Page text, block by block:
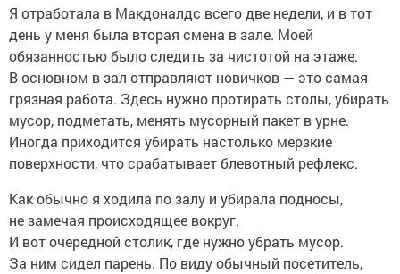
Я отработала в Макдоналдс всего две недели, и в тот
день у меня была вторая смена в зале. Моей
обязанностью было следить за чистотой на этаже.
В основном в зал отправляют новичков — это самая
грязная работа. Здесь нужно протирать столы, убирать
мусор, подметать, менять мусорный пакет в урне.
Иногда приходится убирать настолько мерзкие
поверхности, что срабатывает блевотный рефлекс.
Как обычно я ходила по залу и убирала подносы,
не замечая происходящее вокруг.
И вот очередной столик, где нужно убрать мусор.
За ним сидел парень. По виду обычный посетитель,